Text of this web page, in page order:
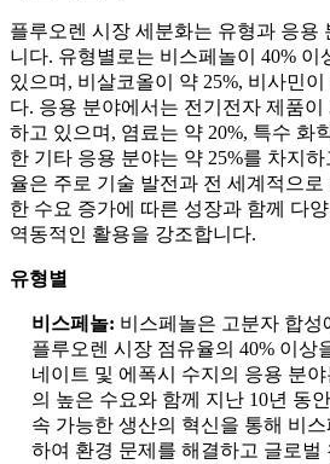
플루오렌 시장 세분화는 유형과 응용
니다. 유형별로는 비스페놀이 40% 이
있으며, 비살코올이 약 25%, 비사민이
다. 응용 분야에서는 전기전자 제품이
하고 있으며, 염료는 약 20%, 특수 화
한 기타 응용 분야는 약 25%를 차지하
율은 주로 기술 발전과 전 세계적으로
한 수요 증가에 따른 성장과 함께 다
역동적인 활용을 강조합니다.
유형별
비스페놀: 비스페놀은 고분자 합성
플루오렌 시장 점유율의 40% 이상
네이트 및 에폭시 수지의 응용 분
의 높은 수요와 함께 지난 10년 동
속 가능한 생산의 혁신을 통해 비
하여 환경 문제를 해결하고 글로벌